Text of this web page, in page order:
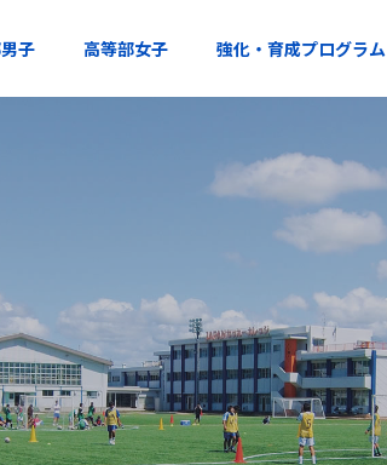
子 高等部女子 強化・育成プログラム